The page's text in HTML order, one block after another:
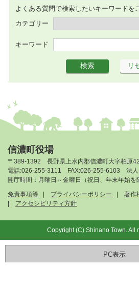
よくある質問で検索したいキーワードを
カテゴリー
キーワード
信濃町役場
〒389-1392 長野県上水内郡信濃町大字柏原
電話:026-255-3111 FAX:026-255-6103 法人
開庁時間：月曜日～金曜日（祝日、年末年始
免責事項等
プライバシーポリシー 著作
アクセシビリティ方針
Copyright (C) Shinano Town. All
PC表示